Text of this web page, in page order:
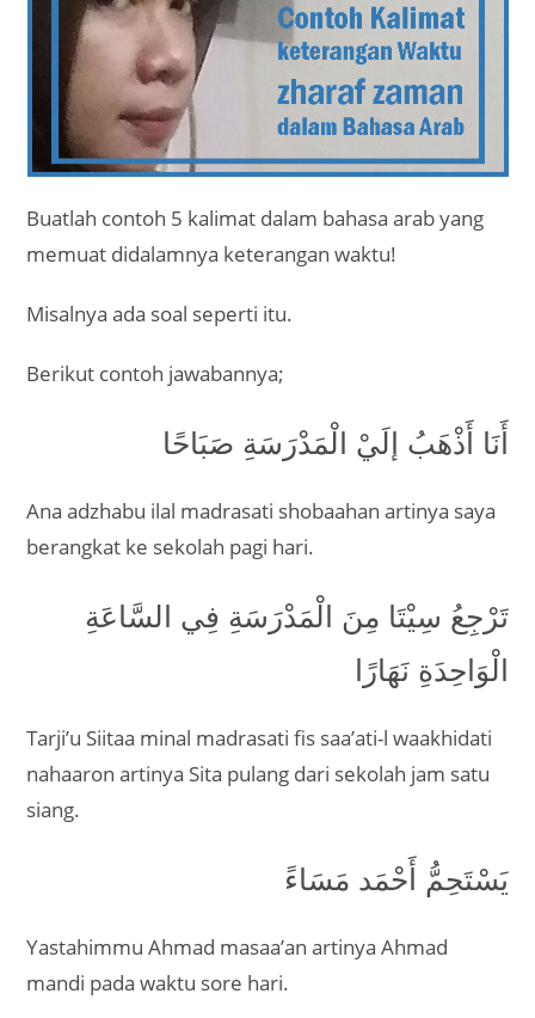
Buatlah contoh 5 kalimat dalam bahasa arab yang
memuat didalamnya keterangan waktu!
Misalnya ada soal seperti itu.
Berikut contoh jawabannya;
أَنَا أَذْهَبُ إلَيْ الْمَدْرَسَةِ صَبَاحًا
Ana adzhabu ilal madrasati shobaahan artinya saya
berangkat ke sekolah pagi hari.
تَرْجِعُ سِيْتَا مِنَ الْمَدْرَسَةِ فِي السَّاعَةِ
الْوَاحِدَةِ نَهَارًا
Tarji’u Siitaa minal madrasati fis saa’ati-l waakhidati
nahaaron artinya Sita pulang dari sekolah jam satu
siang.
يَسْتَحِمُّ أَحْمَد مَسَاءً
Yastahimmu Ahmad masaa’an artinya Ahmad
mandi pada waktu sore hari.